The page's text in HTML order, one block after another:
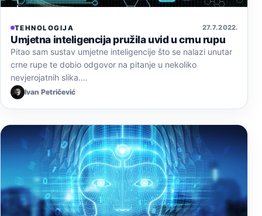
TEHNOLOGIJA 27. 7. 2022.
Umjetna inteligencija pružila uvid u crnu rupu
Pitao sam sustav umjetne inteligencije što se nalazi unutar
crne rupe te dobio odgovor na pitanje u nekoliko
nevjerojatnih slika.…
Ivan Petričević